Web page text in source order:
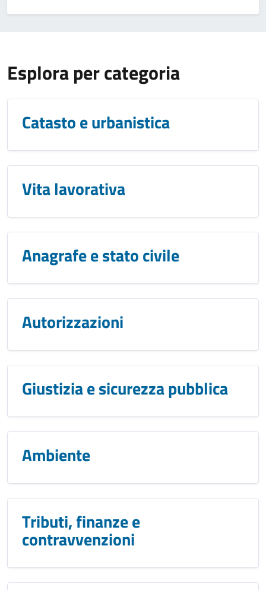
Esplora per categoria
Catasto e urbanistica
Vita lavorativa
Anagrafe e stato civile
Autorizzazioni
Giustizia e sicurezza pubblica
Ambiente
Tributi, finanze e
contravvenzioni